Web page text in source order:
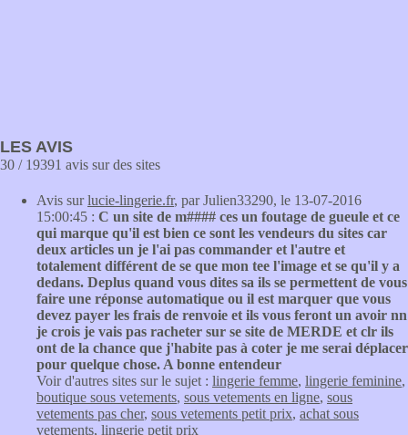
LES AVIS
30 / 19391 avis sur des sites
Avis surlucie-lingerie.fr, par Julien33290, le 13-07-2016
15:00:45 : C un site de m#### ces un foutage de gueule et ce
qui marque qu'il est bien ce sont les vendeurs du sites car
deux articles un je l'ai pas commander et l'autre et
totalement différent de se que mon tee l'image et se qu'il y a
dedans. Deplus quand vous dites sa ils se permettent de vous
faire une réponse automatique ou il est marquer que vous
devez payer les frais de renvoie et ils vous feront un avoir nn
je crois je vais pas racheter sur se site de MERDE et clr ils
ont de la chance que j'habite pas à coter je me serai déplacer
pour quelque chose. A bonne entendeur
Voir d'autres sites sur le sujet : lingerie femme, lingerie feminine,
boutique sous vetements, sous vetements en ligne, sous
vetements pas cher, sous vetements petit prix, achat sous
vetements, lingerie petit prix